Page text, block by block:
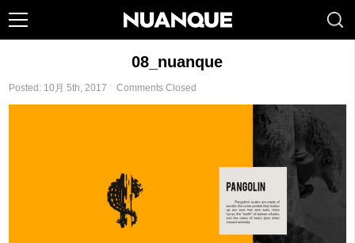
08_nuanque
Posted: 10月 5th, 2017 ˑ Comments Closed